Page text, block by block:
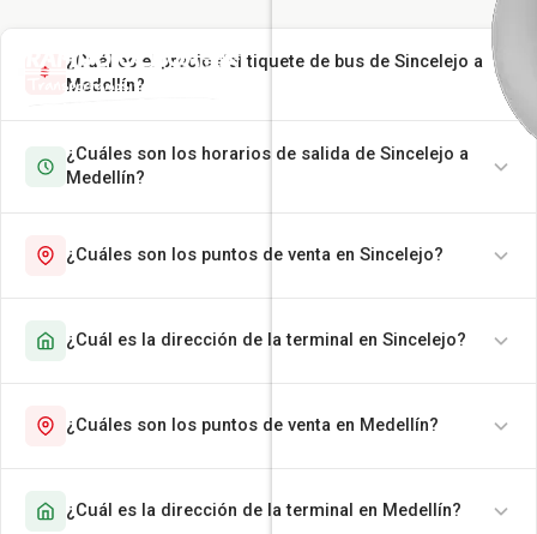
¿Cuál es el precio del tiquete de bus de Sincelejo a
Medellín?
¿Cuáles son los horarios de salida de Sincelejo a
Medellín?
¿Cuáles son los puntos de venta en Sincelejo?
¿Cuál es la dirección de la terminal en Sincelejo?
¿Cuáles son los puntos de venta en Medellín?
¿Cuál es la dirección de la terminal en Medellín?